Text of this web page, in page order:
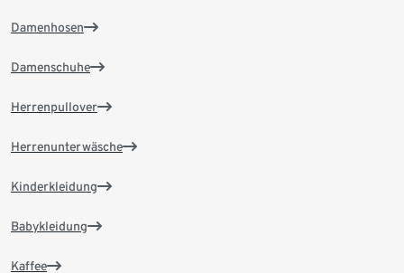
Damenhosen
Damenschuhe
Herrenpullover
Herrenunterwäsche
Kinderkleidung
Babykleidung
Kaffee